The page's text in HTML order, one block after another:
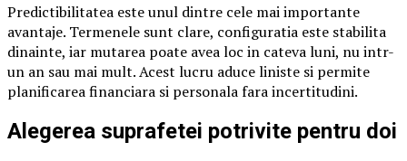
Predictibilitatea este unul dintre cele mai importante
avantaje. Termenele sunt clare, configuratia este stabilita
dinainte, iar mutarea poate avea loc in cateva luni, nu intr-
un an sau mai mult. Acest lucru aduce liniste si permite
planificarea financiara si personala fara incertitudini.
Alegerea suprafetei potrivite pentru doi